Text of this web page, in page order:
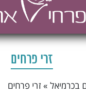
זרי פרחים
בכרמיאל »זרי פרחים